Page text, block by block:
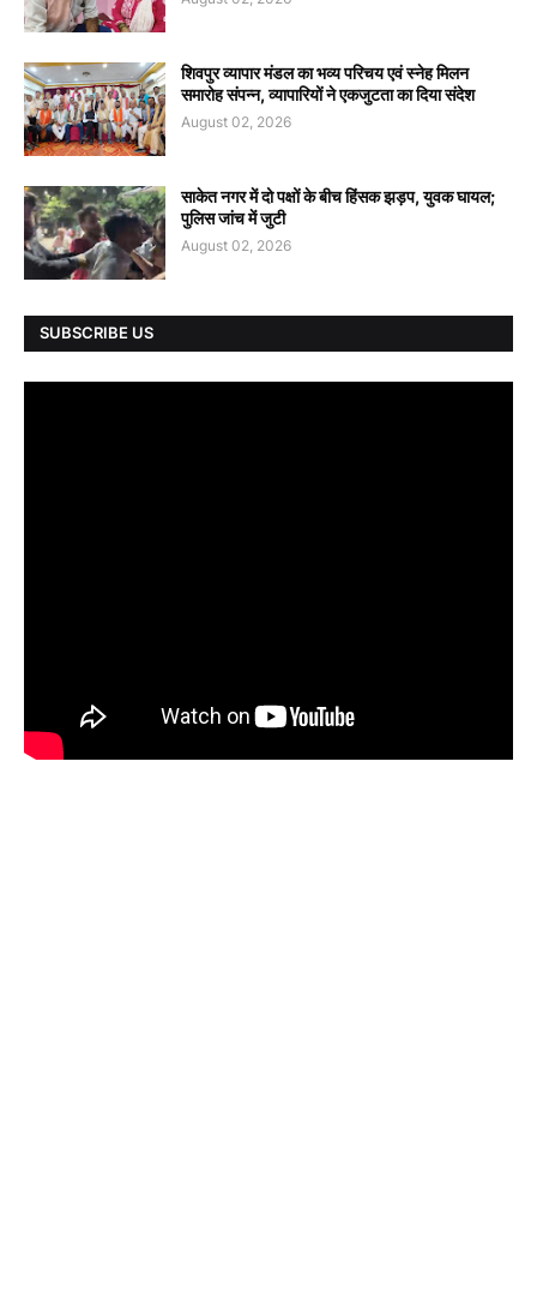
शिवपुर व्यापार मंडल का भव्य परिचय एवं स्नेह मिलन
समारोह संपन्न, व्यापारियों ने एकजुटता का दिया संदेश
August 02, 2026
साकेत नगर में दो पक्षों के बीच हिंसक झड़प, युवक घायल;
पुलिस जांच में जुटी
August 02, 2026
SUBSCRIBE US